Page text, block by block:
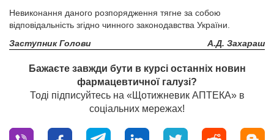
Невиконання даного розпорядження тягне за собою
відповідальність згідно чинного законодавства України.
Заступник Голови
А.Д. Захараш
Бажаєте завжди бути в курсі останніх новин
фармацевтичної галузі?
Тоді підписуйтесь на «Щотижневик АПТЕКА» в
соціальних мережах!